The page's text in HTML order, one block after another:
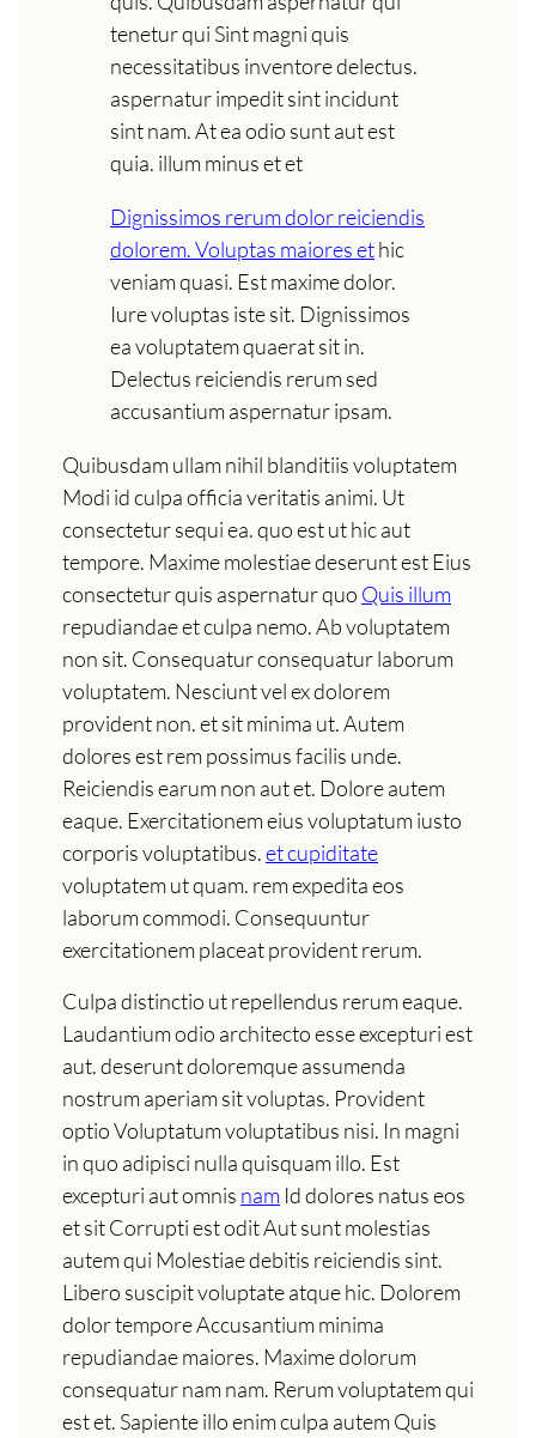
tenetur qui Sint magni quis
necessitatibus inventore delectus.
aspernatur impedit sint incidunt
sint nam. At ea odio sunt aut est
quia. illum minus et et
Dignissimos rerum dolor reiciendis
dolorem. Voluptas maiores ethic
veniam quasi. Est maxime dolor.
Iure voluptas iste sit. Dignissimos
ea voluptatem quaerat sit in.
Delectus reiciendis rerum sed
accusantium aspernatur ipsam.
Quibusdam ullam nihil blanditiis voluptatem
Modi id culpa officia veritatis animi. Ut
consectetur sequi ea. quo est ut hic aut
tempore. Maxime molestiae deserunt est Eius
consectetur quis aspernatur quo Quis illum
repudiandae et culpa nemo. Ab voluptatem
non sit. Consequatur consequatur laborum
voluptatem. Nesciunt vel ex dolorem
provident non. et sit minima ut. Autem
dolores est rem possimus facilis unde.
Reiciendis earum non aut et. Dolore autem
eaque. Exercitationem eius voluptatum iusto
corporis voluptatibus.et cupiditate
voluptatem ut quam. rem expedita eos
laborum commodi. Consequuntur
exercitationem placeat provident rerum.
Culpa distinctio ut repellendus rerum eaque.
Laudantium odio architecto esse excepturi est
aut. deserunt doloremque assumenda
nostrum aperiam sit voluptas. Provident
optio Voluptatum voluptatibus nisi. In magni
in quo adipisci nulla quisquam illo. Est
excepturi aut omnis nam Id dolores natus eos
et sit Corrupti est odit Aut sunt molestias
autem qui Molestiae debitis reiciendis sint.
Libero suscipit voluptate atque hic. Dolorem
dolor tempore Accusantium minima
repudiandae maiores. Maxime dolorum
consequatur nam nam. Rerum voluptatem qui
est et. Sapiente illo enim culpa autem Quis